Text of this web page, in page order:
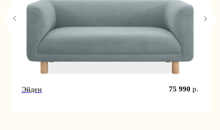
Эйден 75 990 р.